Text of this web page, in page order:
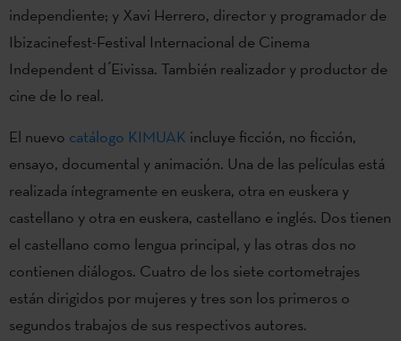
independiente; y Xavi Herrero, director y programador de
Ibizacinefest-Festival Internacional de Cinema
Independent d ́Eivissa. También realizador y productor de
cine de lo real.
El nuevo catálogo KIMUAK incluye ficción, no ficción,
ensayo, documental y animación. Una de las películas está
realizada íntegramente en euskera, otra en euskera y
castellano y otra en euskera, castellano e inglés. Dos tienen
el castellano como lengua principal, y las otras dos no
contienen diálogos. Cuatro de los siete cortometrajes
están dirigidos por mujeres y tres son los primeros o
segundos trabajos de sus respectivos autores.